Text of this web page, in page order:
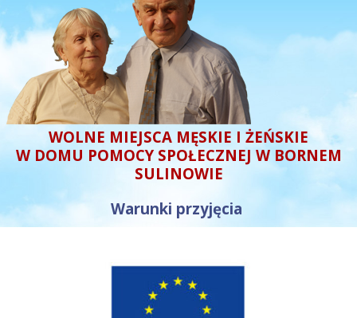
WOLNE MIEJSCA MĘSKIE I ŻEŃSKIE
W DOMU POMOCY SPOŁECZNEJ W BORNEM
SULINOWIE
Warunki przyjęcia